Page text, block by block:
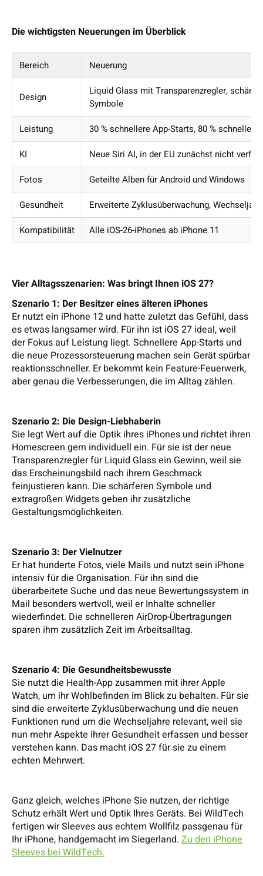
Die wichtigsten Neuerungen im Überblick
Bereich Neuerung
Design
Liquid Glass mit Transparenzregler,
Symbole
Leistung
30 % schnellere App-Starts, 80 %
KI
Neue Siri AI, in der EU zunächst nicht
Fotos
Geteilte Alben für Android und Windows
Gesundheit
Erweiterte Zyklusüberwachung,
Kompatibilität
Alle iOS-26-iPhones ab iPhone 11
Vier Alltagsszenarien: Was bringt Ihnen iOS 27?
Szenario 1: Der Besitzer eines älteren iPhones
Er nutzt ein iPhone 12 und hatte zuletzt das Gefühl, dass
es etwas langsamer wird. Für ihn ist iOS 27 ideal, weil
der Fokus auf Leistung liegt. Schnellere App-Starts und
die neue Prozessorsteuerung machen sein Gerät spürbar
reaktionsschneller. Er bekommt kein Feature-Feuerwerk,
aber genau die Verbesserungen, die im Alltag zählen.
Szenario 2: Die Design-Liebhaberin
Sie legt Wert auf die Optik ihres iPhones und richtet ihren
Homescreen gern individuell ein. Für sie ist der neue
Transparenzregler für Liquid Glass ein Gewinn, weil sie
das Erscheinungsbild nach ihrem Geschmack
feinjustieren kann. Die schärferen Symbole und
extragroßen Widgets geben ihr zusätzliche
Gestaltungsmöglichkeiten.
Szenario 3: Der Vielnutzer
Er hat hunderte Fotos, viele Mails und nutzt sein iPhone
intensiv für die Organisation. Für ihn sind die
überarbeitete Suche und das neue Bewertungssystem in
Mail besonders wertvoll, weil er Inhalte schneller
wiederfindet. Die schnelleren AirDrop-Übertragungen
sparen ihm zusätzlich Zeit im Arbeitsalltag.
Szenario 4: Die Gesundheitsbewusste
Sie nutzt die Health-App zusammen mit ihrer Apple
Watch, um ihr Wohlbefinden im Blick zu behalten. Für sie
sind die erweiterte Zyklusüberwachung und die neuen
Funktionen rund um die Wechseljahre relevant, weil sie
nun mehr Aspekte ihrer Gesundheit erfassen und besser
verstehen kann. Das macht iOS 27 für sie zu einem
echten Mehrwert.
Ganz gleich, welches iPhone Sie nutzen, der richtige
Schutz erhält Wert und Optik Ihres Geräts. Bei WildTech
fertigen wir Sleeves aus echtem Wollfilz passgenau für
Ihr iPhone, handgemacht im Siegerland. Zu den iPhone
Sleeves bei WildTech.